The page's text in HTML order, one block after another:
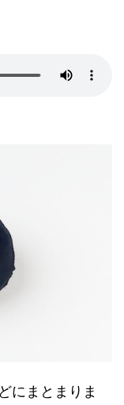
にまとまりま